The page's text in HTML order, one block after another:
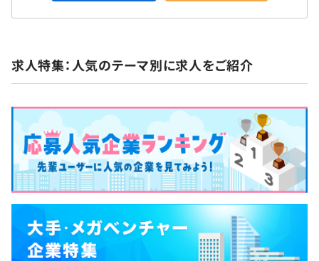
求人特集：人気のテーマ別に求人をご紹介